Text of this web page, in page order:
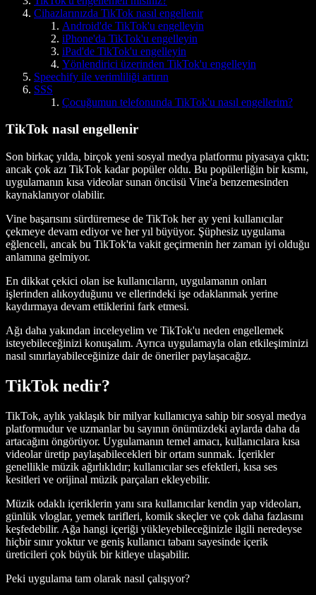
Cihazlarınızda TikTok nasıl engellenir
Android'de TikTok'u engelleyin
iPhone'da TikTok'u engelleyin
iPad'de TikTok'u engelleyin
Yönlendirici üzerinden TikTok'u engelleyin
Speechify ile verimliliği artırın
SSS
Çocuğumun telefonunda TikTok'u nasıl engellerim?
TikTok nasıl engellenir
Son birkaç yılda, birçok yeni sosyal medya platformu piyasaya çıktı;
ancak çok azı TikTok kadar popüler oldu. Bu popülerliğin bir kısmı,
uygulamanın kısa videolar sunan öncüsü Vine'a benzemesinden
kaynaklanıyor olabilir.
Vine başarısını sürdüremese de TikTok her ay yeni kullanıcılar
çekmeye devam ediyor ve her yıl büyüyor. Şüphesiz uygulama
eğlenceli, ancak bu TikTok'ta vakit geçirmenin her zaman iyi olduğu
anlamına gelmiyor.
En dikkat çekici olan ise kullanıcıların, uygulamanın onları
işlerinden alıkoyduğunu ve ellerindeki işe odaklanmak yerine
kaydırmaya devam ettiklerini fark etmesi.
Ağı daha yakından inceleyelim ve TikTok'u neden engellemek
isteyebileceğinizi konuşalım. Ayrıca uygulamayla olan etkileşiminizi
nasıl sınırlayabileceğinize dair de öneriler paylaşacağız.
TikTok nedir?
TikTok, aylık yaklaşık bir milyar kullanıcıya sahip bir sosyal medya
platformudur ve uzmanlar bu sayının önümüzdeki aylarda daha da
artacağını öngörüyor. Uygulamanın temel amacı, kullanıcılara kısa
videolar üretip paylaşabilecekleri bir ortam sunmak. İçerikler
genellikle müzik ağırlıklıdır; kullanıcılar ses efektleri, kısa ses
kesitleri ve orijinal müzik parçaları ekleyebilir.
Müzik odaklı içeriklerin yanı sıra kullanıcılar kendin yap videoları,
günlük vloglar, yemek tarifleri, komik skeçler ve çok daha fazlasını
keşfedebilir. Ağa hangi içeriği yükleyebileceğinizle ilgili neredeyse
hiçbir sınır yoktur ve geniş kullanıcı tabanı sayesinde içerik
üreticileri çok büyük bir kitleye ulaşabilir.
Peki uygulama tam olarak nasıl çalışıyor?